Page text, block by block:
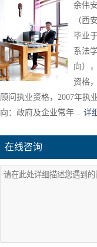
余伟
（西
毕业
系法
向）
资格
顾问执业资格，2007年执
向：政府及企业常年... 详
在线咨询